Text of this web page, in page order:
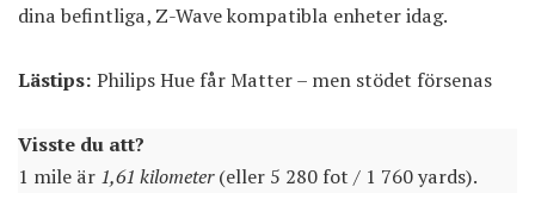
dina befintliga, Z-Wave kompatibla enheter idag.
Lästips: Philips Hue får Matter – men stödet försenas
Visste du att?
1 mile är 1,61 kilometer(eller 5 280 fot / 1 760 yards).